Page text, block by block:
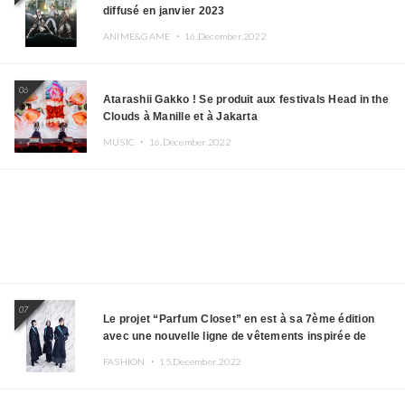
diffusé en janvier 2023
ANIME&GAME ・ 16.December.2022
06
Atarashii Gakko ! Se produit aux festivals Head in the
Clouds à Manille et à Jakarta
MUSIC ・ 16.December.2022
07
Le projet “Parfum Closet” en est à sa 7ème édition
avec une nouvelle ligne de vêtements inspirée de
FASHION ・ 15.December.2022